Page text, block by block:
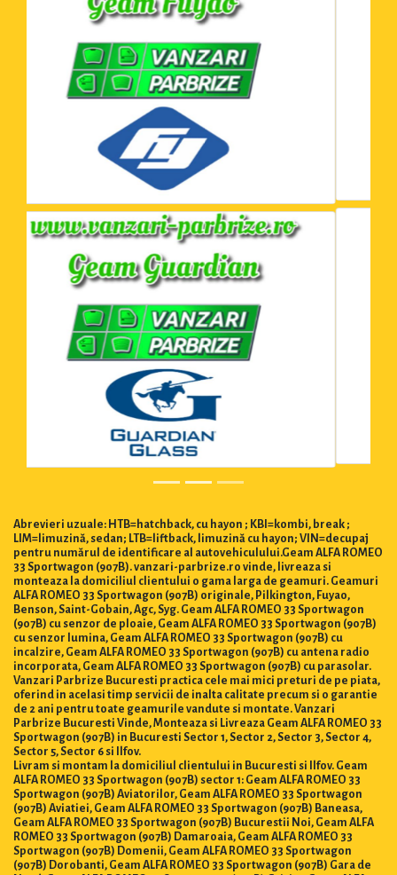
Abrevieri uzuale: HTB=hatchback, cu hayon ; KBI=kombi, break ;
LIM=limuzină, sedan; LTB=liftback, limuzină cu hayon; VIN=decupaj
pentru numărul de identificare al autovehiculului.Geam ALFA ROMEO
33 Sportwagon (907B). vanzari-parbrize.ro vinde, livreaza si
monteaza la domiciliul clientului o gama larga de geamuri. Geamuri
ALFA ROMEO 33 Sportwagon (907B) originale, Pilkington, Fuyao,
Benson, Saint-Gobain, Agc, Syg. Geam ALFA ROMEO 33 Sportwagon
(907B) cu senzor de ploaie, Geam ALFA ROMEO 33 Sportwagon (907B)
cu senzor lumina, Geam ALFA ROMEO 33 Sportwagon (907B) cu
incalzire, Geam ALFA ROMEO 33 Sportwagon (907B) cu antena radio
incorporata, Geam ALFA ROMEO 33 Sportwagon (907B) cu parasolar.
Vanzari Parbrize Bucuresti practica cele mai mici preturi de pe piata,
oferind in acelasi timp servicii de inalta calitate precum si o garantie
de 2 ani pentru toate geamurile vandute si montate. Vanzari
Parbrize Bucuresti Vinde, Monteaza si Livreaza Geam ALFA ROMEO 33
Sportwagon (907B) in Bucuresti Sector 1, Sector 2, Sector 3, Sector 4,
Sector 5, Sector 6 si Ilfov.
Livram si montam la domiciliul clientului in Bucuresti si Ilfov. Geam
ALFA ROMEO 33 Sportwagon (907B) sector 1: Geam ALFA ROMEO 33
Sportwagon (907B) Aviatorilor, Geam ALFA ROMEO 33 Sportwagon
(907B) Aviatiei, Geam ALFA ROMEO 33 Sportwagon (907B) Baneasa,
Geam ALFA ROMEO 33 Sportwagon (907B) Bucurestii Noi, Geam ALFA
ROMEO 33 Sportwagon (907B) Damaroaia, Geam ALFA ROMEO 33
Sportwagon (907B) Domenii, Geam ALFA ROMEO 33 Sportwagon
(907B) Dorobanti, Geam ALFA ROMEO 33 Sportwagon (907B) Gara de